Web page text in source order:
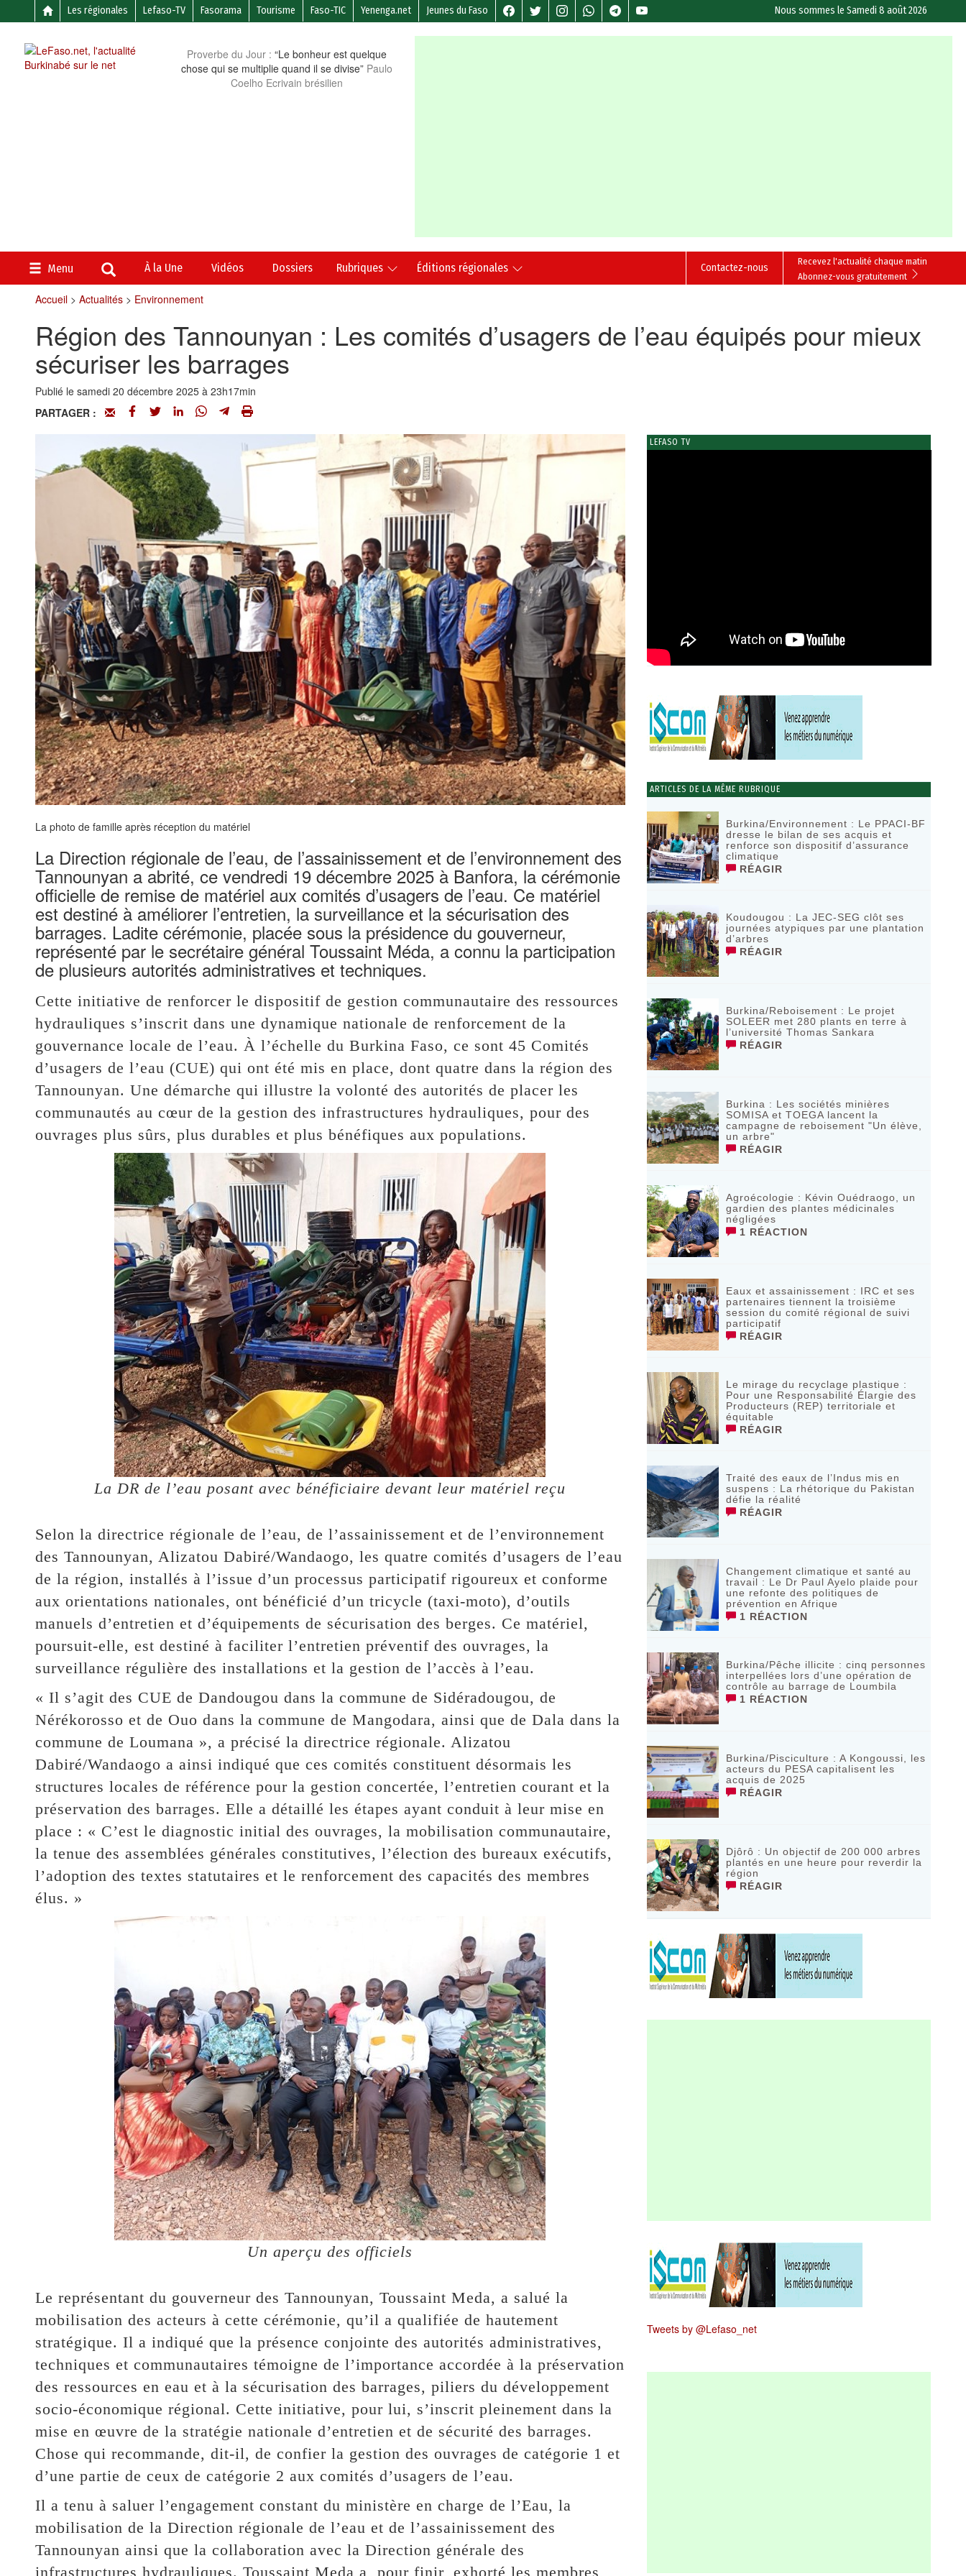
Les régionales Lefaso-TV Fasorama Tourisme Faso-TIC Yenenga.net Jeunes du Faso Nous sommes leSamedi 8 août 2026
Proverbe du Jour : “Le bonheur est quelque
chose qui se multiplie quand il se divise” Paulo
Coelho Ecrivain brésilien
Menu À la Une Vidéos Dossiers Rubriques Éditions régionales
Recevez l'actualité chaque matin
Abonnez-vous gratuitement
Contactez-nous
Accueil> Actualités> Environnement
Région des Tannounyan : Les comités d’usagers de l’eau équipés pour mieux
sécuriser les barrages
Publié le samedi 20 décembre 2025 à 23h17min
PARTAGER :
La photo de famille après réception du matériel
La Direction régionale de l’eau, de l’assainissement et de l’environnement des
Tannounyan a abrité, ce vendredi 19 décembre 2025 à Banfora, la cérémonie
officielle de remise de matériel aux comités d’usagers de l’eau. Ce matériel
est destiné à améliorer l’entretien, la surveillance et la sécurisation des
barrages. Ladite cérémonie, placée sous la présidence du gouverneur,
représenté par le secrétaire général Toussaint Méda, a connu la participation
de plusieurs autorités administratives et techniques.
Cette initiative de renforcer le dispositif de gestion communautaire des ressources
hydrauliques s’inscrit dans une dynamique nationale de renforcement de la
gouvernance locale de l’eau. À l’échelle du Burkina Faso, ce sont 45 Comités
d’usagers de l’eau (CUE) qui ont été mis en place, dont quatre dans la région des
Tannounyan. Une démarche qui illustre la volonté des autorités de placer les
communautés au cœur de la gestion des infrastructures hydrauliques, pour des
ouvrages plus sûrs, plus durables et plus bénéfiques aux populations.
La DR de l’eau posant avec bénéficiaire devant leur matériel reçu
Selon la directrice régionale de l’eau, de l’assainissement et de l’environnement
des Tannounyan, Alizatou Dabiré/Wandaogo, les quatre comités d’usagers de l’eau
de la région, installés à l’issue d’un processus participatif rigoureux et conforme
aux orientations nationales, ont bénéficié d’un tricycle (taxi-moto), d’outils
manuels d’entretien et d’équipements de sécurisation des berges. Ce matériel,
poursuit-elle, est destiné à faciliter l’entretien préventif des ouvrages, la
surveillance régulière des installations et la gestion de l’accès à l’eau.
« Il s’agit des CUE de Dandougou dans la commune de Sidéradougou, de
Nérékorosso et de Ouo dans la commune de Mangodara, ainsi que de Dala dans la
commune de Loumana », a précisé la directrice régionale. Alizatou
Dabiré/Wandaogo a ainsi indiqué que ces comités constituent désormais les
structures locales de référence pour la gestion concertée, l’entretien courant et la
préservation des barrages. Elle a détaillé les étapes ayant conduit à leur mise en
place : « C’est le diagnostic initial des ouvrages, la mobilisation communautaire,
la tenue des assemblées générales constitutives, l’élection des bureaux exécutifs,
l’adoption des textes statutaires et le renforcement des capacités des membres
élus. »
Un aperçu des officiels
Le représentant du gouverneur des Tannounyan, Toussaint Meda, a salué la
mobilisation des acteurs à cette cérémonie, qu’il a qualifiée de hautement
stratégique. Il a indiqué que la présence conjointe des autorités administratives,
techniques et communautaires témoigne de l’importance accordée à la préservation
des ressources en eau et à la sécurisation des barrages, piliers du développement
socio-économique régional. Cette initiative, pour lui, s’inscrit pleinement dans la
mise en œuvre de la stratégie nationale d’entretien et de sécurité des barrages.
Chose qui recommande, dit-il, de confier la gestion des ouvrages de catégorie 1 et
d’une partie de ceux de catégorie 2 aux comités d’usagers de l’eau.
Il a tenu à saluer l’engagement constant du ministère en charge de l’Eau, la
mobilisation de la Direction régionale de l’eau et de l’assainissement des
Tannounyan ainsi que la collaboration avec la Direction générale des
infrastructures hydrauliques. Toussaint Meda a, pour finir, exhorté les membres
LEFASO TV
ARTICLES DE LA MÊME RUBRIQUE
Burkina/Environnement : Le PPACI-BF
dresse le bilan de ses acquis et
renforce son dispositif d’assurance
climatique
RÉAGIR
Koudougou : La JEC-SEG clôt ses
journées atypiques par une plantation
d’arbres
RÉAGIR
Burkina/Reboisement : Le projet
SOLEER met 280 plants en terre à
l’université Thomas Sankara
RÉAGIR
Burkina : Les sociétés minières
SOMISA et TOEGA lancent la
campagne de reboisement "Un élève,
un arbre"
RÉAGIR
Agroécologie : Kévin Ouédraogo, un
gardien des plantes médicinales
négligées
1 RÉACTION
Eaux et assainissement : IRC et ses
partenaires tiennent la troisième
session du comité régional de suivi
participatif
RÉAGIR
Le mirage du recyclage plastique :
Pour une Responsabilité Élargie des
Producteurs (REP) territoriale et
équitable
RÉAGIR
Traité des eaux de l’Indus mis en
suspens : La rhétorique du Pakistan
défie la réalité
RÉAGIR
Changement climatique et santé au
travail : Le Dr Paul Ayelo plaide pour
une refonte des politiques de
prévention en Afrique
1 RÉACTION
Burkina/Pêche illicite : cinq personnes
interpellées lors d’une opération de
contrôle au barrage de Loumbila
1 RÉACTION
Burkina/Pisciculture : A Kongoussi, les
acteurs du PESA capitalisent les
acquis de 2025
RÉAGIR
Djôrô : Un objectif de 200 000 arbres
plantés en une heure pour reverdir la
région
RÉAGIR
Tweets by @Lefaso_net